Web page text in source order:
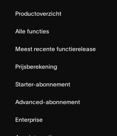
Productoverzicht
Alle functies
Meest recente functierelease
Prijsberekening
Starter-abonnement
Advanced-abonnement
Enterprise